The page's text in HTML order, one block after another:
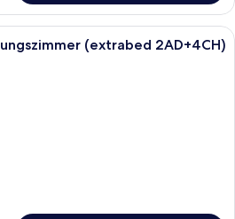
Ein Hotelzimmer mit zwei Betten,
(extrabed 2AD+4CH)